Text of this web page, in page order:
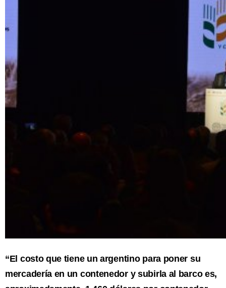
“El costo que tiene un argentino para poner su
mercadería en un contenedor y subirla al barco es,